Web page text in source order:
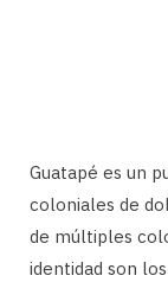
Guatapé es un
coloniales de
de múltiples
identidad son